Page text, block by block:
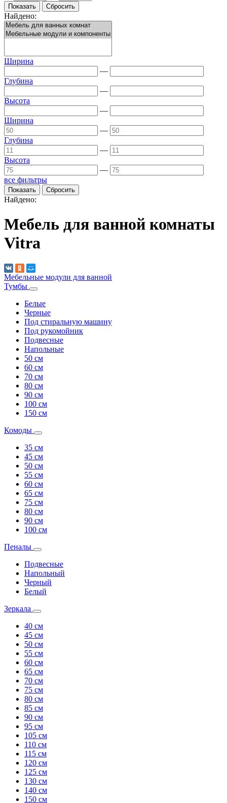
Найдено:
Ширина
—
Глубина
—
Высота
—
Ширина
—
Глубина
—
Высота
—
все фильтры
Найдено:
Мебель для ванной комнаты
Vitra
Мебельные модули для ванной
Тумбы
Белые
Черные
Под стиральную машину
Под рукомойник
Подвесные
Напольные
50 см
60 см
70 см
80 см
90 см
100 см
150 см
Комоды
35 см
45 см
50 см
55 см
60 см
65 см
75 см
80 см
90 см
100 см
Пеналы
Подвесные
Напольный
Черный
Белый
Зеркала
40 см
45 см
50 см
55 см
60 см
65 см
70 см
75 см
80 см
85 см
90 см
95 см
105 см
110 см
115 см
120 см
125 см
130 см
140 см
150 см